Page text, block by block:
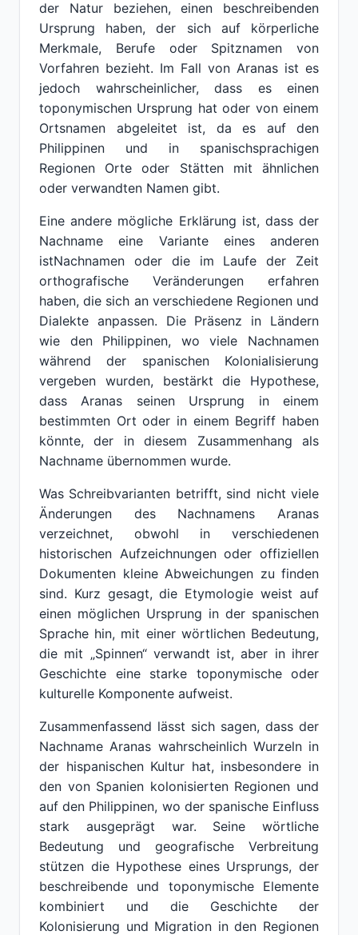
der Natur beziehen, einen beschreibenden
Ursprung haben, der sich auf körperliche
Merkmale, Berufe oder Spitznamen von
Vorfahren bezieht. Im Fall von Aranas ist es
jedoch wahrscheinlicher, dass es einen
toponymischen Ursprung hat oder von einem
Ortsnamen abgeleitet ist, da es auf den
Philippinen und in spanischsprachigen
Regionen Orte oder Stätten mit ähnlichen
oder verwandten Namen gibt.
Eine andere mögliche Erklärung ist, dass der
Nachname eine Variante eines anderen
istNachnamen oder die im Laufe der Zeit
orthografische Veränderungen erfahren
haben, die sich an verschiedene Regionen und
Dialekte anpassen. Die Präsenz in Ländern
wie den Philippinen, wo viele Nachnamen
während der spanischen Kolonialisierung
vergeben wurden, bestärkt die Hypothese,
dass Aranas seinen Ursprung in einem
bestimmten Ort oder in einem Begriff haben
könnte, der in diesem Zusammenhang als
Nachname übernommen wurde.
Was Schreibvarianten betrifft, sind nicht viele
Änderungen des Nachnamens Aranas
verzeichnet, obwohl in verschiedenen
historischen Aufzeichnungen oder offiziellen
Dokumenten kleine Abweichungen zu finden
sind. Kurz gesagt, die Etymologie weist auf
einen möglichen Ursprung in der spanischen
Sprache hin, mit einer wörtlichen Bedeutung,
die mit „Spinnen“ verwandt ist, aber in ihrer
Geschichte eine starke toponymische oder
kulturelle Komponente aufweist.
Zusammenfassend lässt sich sagen, dass der
Nachname Aranas wahrscheinlich Wurzeln in
der hispanischen Kultur hat, insbesondere in
den von Spanien kolonisierten Regionen und
auf den Philippinen, wo der spanische Einfluss
stark ausgeprägt war. Seine wörtliche
Bedeutung und geografische Verbreitung
stützen die Hypothese eines Ursprungs, der
beschreibende und toponymische Elemente
kombiniert und die Geschichte der
Kolonisierung und Migration in den Regionen